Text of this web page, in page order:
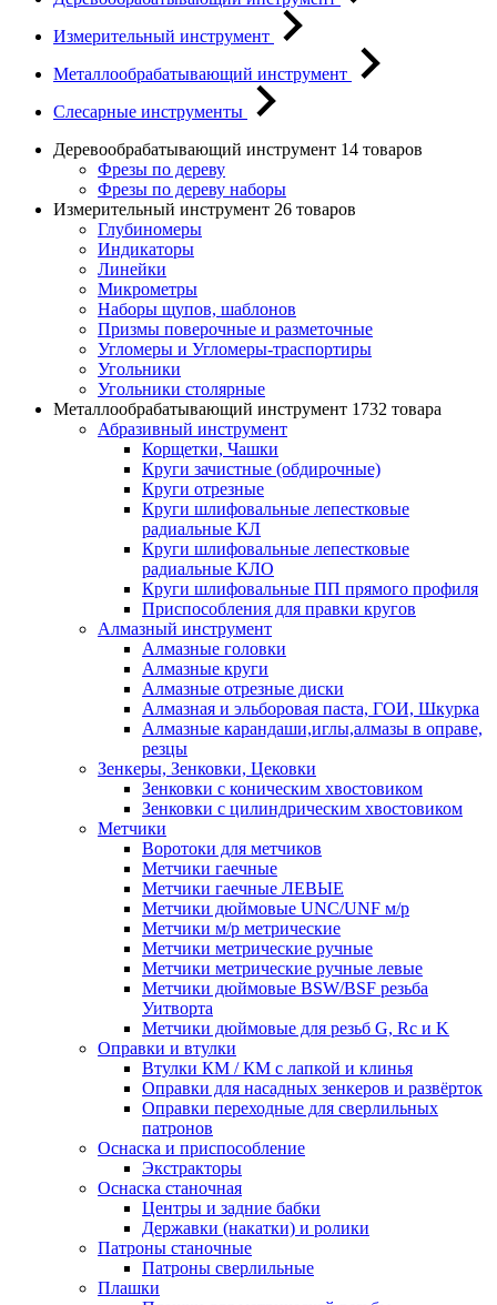
Измерительный инструмент
Металлообрабатывающий инструмент
Слесарные инструменты
Деревообрабатывающий инструмент 14 товаров
Фрезы по дереву
Фрезы по дереву наборы
Измерительный инструмент 26 товаров
Глубиномеры
Индикаторы
Линейки
Микрометры
Наборы щупов, шаблонов
Призмы поверочные и разметочные
Угломеры и Угломеры-траспортиры
Угольники
Угольники столярные
Металлообрабатывающий инструмент 1732 товара
Абразивный инструмент
Корщетки, Чашки
Круги зачистные (обдирочные)
Круги отрезные
Круги шлифовальные лепестковые
радиальные КЛ
Круги шлифовальные лепестковые
радиальные КЛО
Круги шлифовальные ПП прямого профиля
Приспособления для правки кругов
Алмазный инструмент
Алмазные головки
Алмазные круги
Алмазные отрезные диски
Алмазная и эльборовая паста, ГОИ, Шкурка
Алмазные карандаши,иглы,алмазы в оправе,
резцы
Зенкеры, Зенковки, Цековки
Зенковки с коническим хвостовиком
Зенковки с цилиндрическим хвостовиком
Метчики
Воротоки для метчиков
Метчики гаечные
Метчики гаечные ЛЕВЫЕ
Метчики дюймовые UNC/UNF м/р
Метчики м/р метрические
Метчики метрические ручные
Метчики метрические ручные левые
Метчики дюймовые BSW/BSF резьба
Уитворта
Метчики дюймовые для резьб G, Rc и K
Оправки и втулки
Втулки КМ / КМ с лапкой и клинья
Оправки для насадных зенкеров и развёрток
Оправки переходные для сверлильных
патронов
Оснаска и приспособление
Экстракторы
Оснаска станочная
Центры и задние бабки
Державки (накатки) и ролики
Патроны станочные
Патроны сверлильные
Плашки